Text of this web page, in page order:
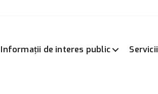
Informații de interes public Servicii